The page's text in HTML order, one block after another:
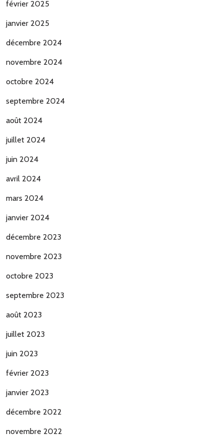
février 2025
janvier 2025
décembre 2024
novembre 2024
octobre 2024
septembre 2024
août 2024
juillet 2024
juin 2024
avril 2024
mars 2024
janvier 2024
décembre 2023
novembre 2023
octobre 2023
septembre 2023
août 2023
juillet 2023
juin 2023
février 2023
janvier 2023
décembre 2022
novembre 2022